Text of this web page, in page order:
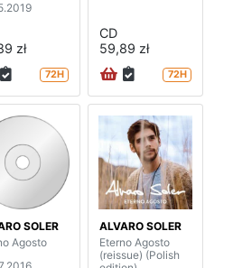
zł
72H
CD
59,89 zł
72H
SOLER
Agosto
ALVARO SOLER
Eterno Agosto
(reissue) (Polish